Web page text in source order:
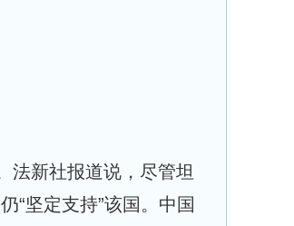
法新社报道说，尽管坦
“坚定支持”该国。中国